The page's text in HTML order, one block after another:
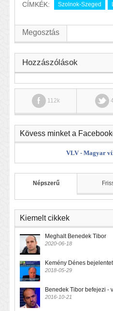
CÍMKÉK: Szolnok-Szeged
Megosztás
Hozzászólások
112k
Kövess minket a
VLV - Magyar
Népszerű
Kiemelt cikkek
Meghalt Benedek Tibor
2020-06-18
Kemény Dénes
2018-05-29
Benedek Tibor befejezi -
2016-10-21